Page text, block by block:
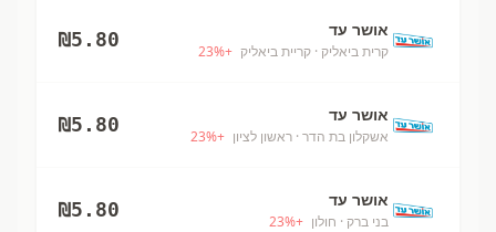
אושר עד
קרית ביאליק · קריית ביאליק +
23%
₪5.80
אושר עד
אשקלון בת הדר · ראשון לציון +
23%
₪5.80
אושר עד
בני ברק · חולון +
23%
₪5.80